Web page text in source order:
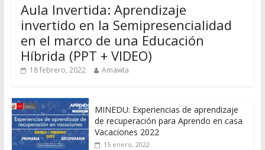
Aula Invertida: Aprendizaje
invertido en la Semipresencialidad
en el marco de una Educación
Híbrida (PPT + VIDEO)
18 febrero, 2022 Amawta
MINEDU: Experiencias de aprendizaje
de recuperación para Aprendo en casa
Vacaciones 2022
15 enero, 2022